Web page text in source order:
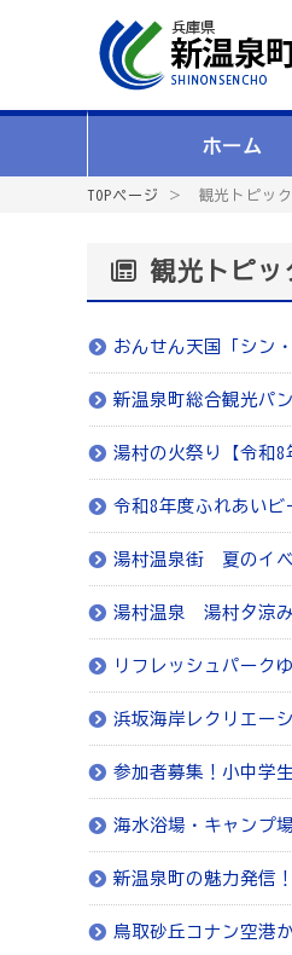
ホーム
TOPページ ＞ 観光トピック
観光トピッ
おんせん天国「シン
新温泉町総合観光パ
湯村の火祭り【令和8
令和8年度ふれあい
湯村温泉街 夏のイベ
湯村温泉 湯村夕涼み
リフレッシュパーク
浜坂海岸レクリエー
参加者募集！小中学
海水浴場・キャンプ
新温泉町の魅力発信
鳥取砂丘コナン空港